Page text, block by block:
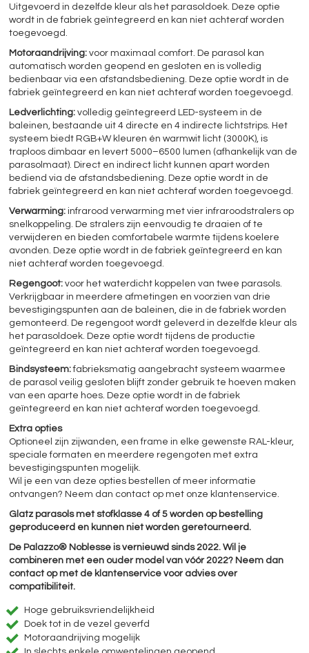
Uitgevoerd in dezelfde kleur als het parasoldoek. Deze optie
wordt in de fabriek geïntegreerd en kan niet achteraf worden
toegevoegd.
Motoraandrijving: voor maximaal comfort. De parasol kan
automatisch worden geopend en gesloten en is volledig
bedienbaar via een afstandsbediening. Deze optie wordt in de
fabriek geïntegreerd en kan niet achteraf worden toegevoegd.
Ledverlichting: volledig geïntegreerd LED-systeem in de
baleinen, bestaande uit 4 directe en 4 indirecte lichtstrips. Het
systeem biedt RGB+W kleuren én warmwit licht (3000K), is
traploos dimbaar en levert 5000–6500 lumen (afhankelijk van de
parasolmaat). Direct en indirect licht kunnen apart worden
bediend via de afstandsbediening. Deze optie wordt in de
fabriek geïntegreerd en kan niet achteraf worden toegevoegd.
Verwarming: infrarood verwarming met vier infraroodstralers op
snelkoppeling. De stralers zijn eenvoudig te draaien of te
verwijderen en bieden comfortabele warmte tijdens koelere
avonden. Deze optie wordt in de fabriek geïntegreerd en kan
niet achteraf worden toegevoegd.
Regengoot: voor het waterdicht koppelen van twee parasols.
Verkrijgbaar in meerdere afmetingen en voorzien van drie
bevestigingspunten aan de baleinen, die in de fabriek worden
gemonteerd. De regengoot wordt geleverd in dezelfde kleur als
het parasoldoek. Deze optie wordt tijdens de productie
geïntegreerd en kan niet achteraf worden toegevoegd.
Bindsysteem:fabrieksmatig aangebracht systeem waarmee
de parasol veilig gesloten blijft zonder gebruik te hoeven maken
van een aparte hoes. Deze optie wordt in de fabriek
geïntegreerd en kan niet achteraf worden toegevoegd.
Extra opties
Optioneel zijn zijwanden, een frame in elke gewenste RAL-kleur,
speciale formaten en meerdere regengoten met extra
bevestigingspunten mogelijk.
Wil je een van deze opties bestellen of meer informatie
ontvangen? Neem dan contact op met onze klantenservice.
Glatz parasols met stofklasse 4 of 5 worden op bestelling
geproduceerd en kunnen niet worden geretourneerd.
De Palazzo® Noblesse is vernieuwd sinds 2022. Wil je
combineren met een ouder model van vóór 2022? Neem dan
contact op met de klantenservice voor advies over
compatibiliteit.
Hoge gebruiksvriendelijkheid
Doek tot in de vezel geverfd
Motoraandrijving mogelijk